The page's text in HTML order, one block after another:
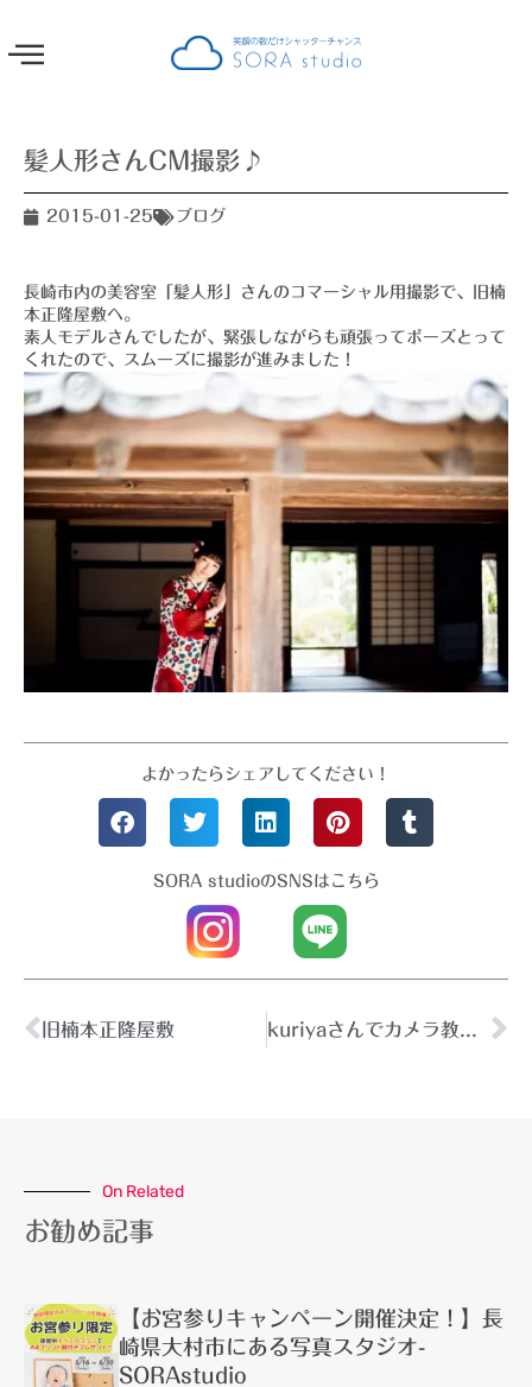
髪人形さんCM撮影♪
2015-01-25 ブログ
長崎市内の美容室「髪人形」さんのコマーシャル用撮影で、旧楠
本正隆屋敷へ。
素人モデルさんでしたが、緊張しながらも頑張ってポーズとって
くれたので、スムーズに撮影が進みました！
よかったらシェアしてください！
SORA studioのSNSはこちら
旧楠本正隆屋敷
On Related
お勧め記事
【お宮参りキャンペーン開催決定！】長
崎県大村市にある写真スタジオ-
SORAstudio